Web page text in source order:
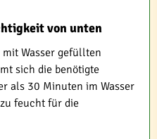
von unten
Wasser gefüllten
sich die benötigte
als 30 Minuten im Wasser
feucht für die